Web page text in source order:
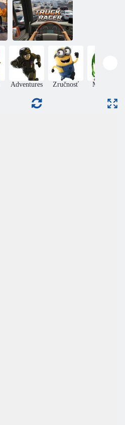
Európsky vodič
kamiónu 2018
Nákladný
pretekár
Adventures Zručnosť Monsters